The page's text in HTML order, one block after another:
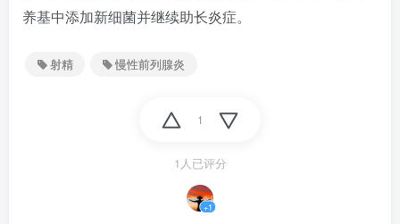
养基中添加新细菌并继续助长炎症。
射精 慢性前列腺炎
1
1人已评分
+1